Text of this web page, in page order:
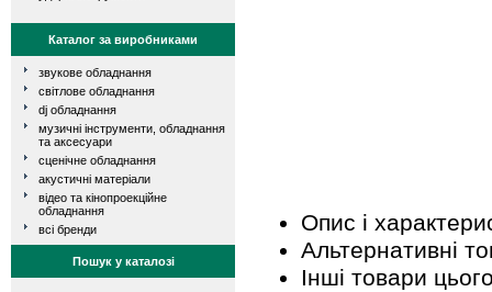
Каталог за виробниками
звукове обладнання
світлове обладнання
dj обладнання
музичні інструменти, обладнання
та аксесуари
сценічне обладнання
акустичні матеріали
відео та кінопроекційне
обладнання
всі бренди
Пошук у каталозі
Опис і
Альтернативні
Інші товари